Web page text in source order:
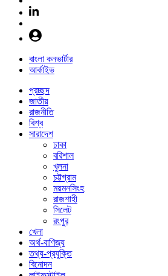
বাংলা কনভার্টার
আর্কাইভ
প্রচ্ছদ
জাতীয়
রাজনীতি
বিশ্ব
সারাদেশ
ঢাকা
বরিশাল
খুলনা
চট্টগ্রাম
ময়মনসিংহ
রাজশাহী
সিলেট
রংপুর
খেলা
অর্থ-বাণিজ্য
তথ্য-প্রযুক্তি
বিনোদন